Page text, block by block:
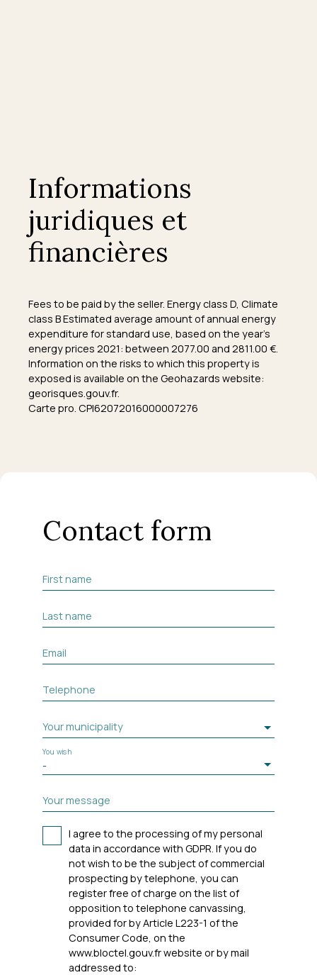
Informations
juridiques et
financières
Fees to be paid by the seller. Energy class D, Climate
class B Estimated average amount of annual energy
expenditure for standard use, based on the year's
energy prices 2021: between 2077.00 and 2811.00 €.
Information on the risks to which this property is
exposed is available on the Geohazards website:
georisques.gouv.fr.
Carte pro. CPI62072016000007276
Contact form
First name
Last name
Email
Telephone
Your municipality
-
You wish
Your message
I agree to the processing of my personal
data in accordance with GDPR. If you do
not wish to be the subject of commercial
prospecting by telephone, you can
register free of charge on the list of
opposition to telephone canvassing,
provided for by Article L223-1 of the
Consumer Code, on the
www.bloctel.gouv.fr website or by mail
addressed to: